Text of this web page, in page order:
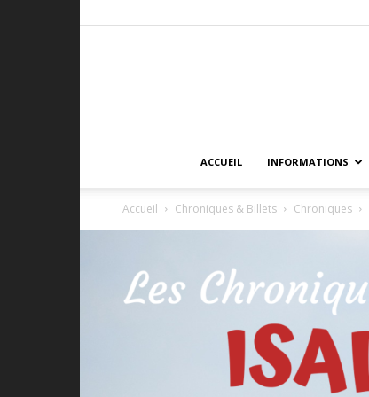
ACCUEIL INFORMATIONS
Accueil Chroniques & Billets Chroniques